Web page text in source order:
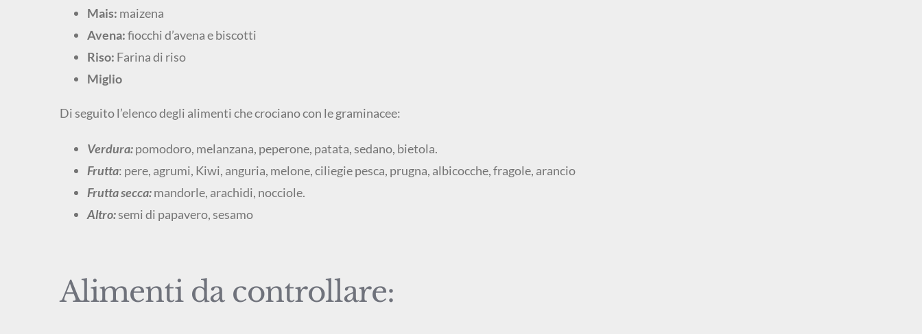
Mais: maizena
Avena:fiocchi d’avena e biscotti
Riso: Farina di riso
Miglio
Di seguito l’elenco degli alimenti che crociano con le graminacee:
Verdura:pomodoro, melanzana, peperone, patata, sedano, bietola.
Frutta: pere, agrumi, Kiwi, anguria, melone, ciliegie pesca, prugna, albicocche, fragole, arancio
Frutta secca:mandorle, arachidi, nocciole.
Altro:semi di papavero, sesamo
Alimenti da controllare: